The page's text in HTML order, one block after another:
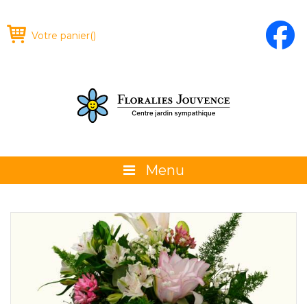
Votre panier()
Menu
La boutique
Promotions et évènements
Conseils